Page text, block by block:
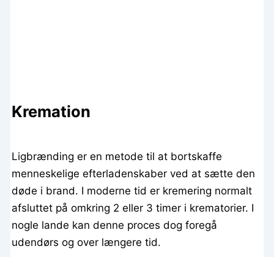
Kremation
Ligbrænding er en metode til at bortskaffe
menneskelige efterladenskaber ved at sætte den
døde i brand. I moderne tid er kremering normalt
afsluttet på omkring 2 eller 3 timer i krematorier. I
nogle lande kan denne proces dog foregå
udendørs og over længere tid.